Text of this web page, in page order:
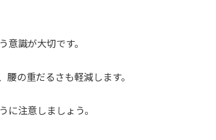
識が大切です。
の重だるさも軽減します。
に注意しましょう。